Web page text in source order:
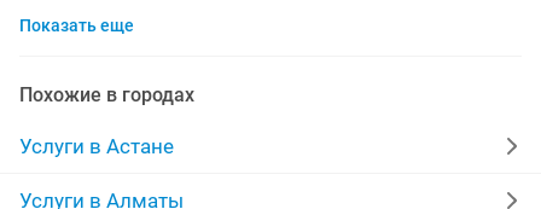
мастер маникюра
забор логопеды
пассажирские перевозки
Показать еще
Похожие в городах
Услуги в Астане
Услуги в Алматы